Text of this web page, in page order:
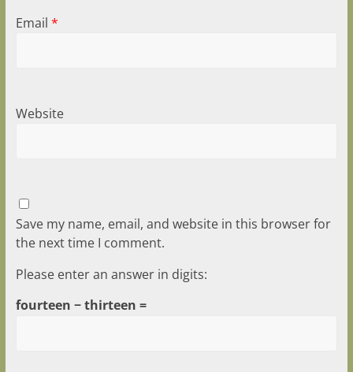
Email *
Website
Save my name, email, and website in this browser for
the next time I comment.
Please enter an answer in digits:
fourteen − thirteen =